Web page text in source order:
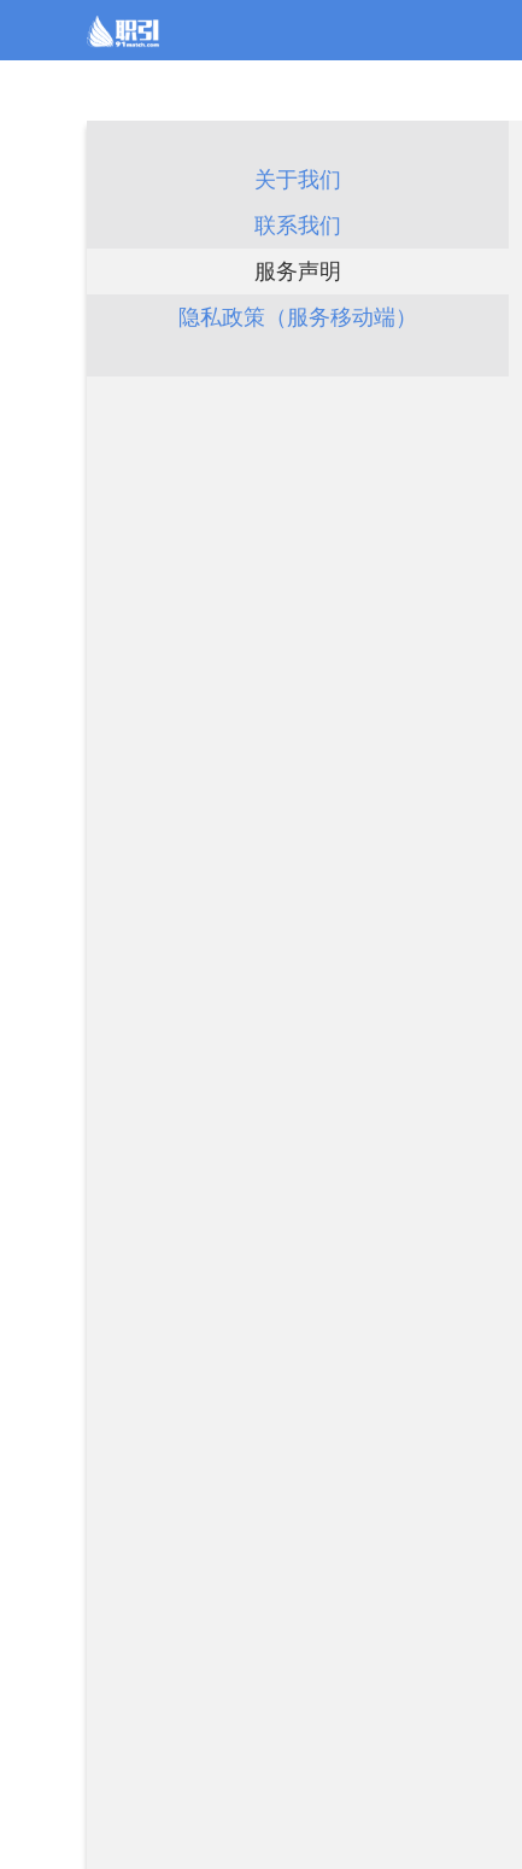
关于我们
联系我们
服务声明
隐私政策（服务移动端）